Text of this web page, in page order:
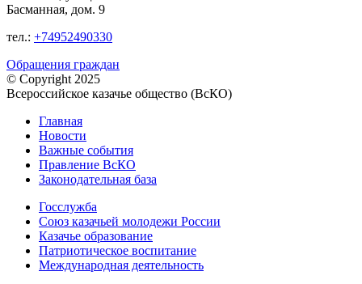
Басманная, дом. 9
тел.: +74952490330
Обращения граждан
© Copyright 2025
Всероссийское казачье общество (ВсКО)
Главная
Новости
Важные события
Правление ВсКО
Законодательная база
Госслужба
Союз казачьей молодежи России
Казачье образование
Патриотическое воспитание
Международная деятельность